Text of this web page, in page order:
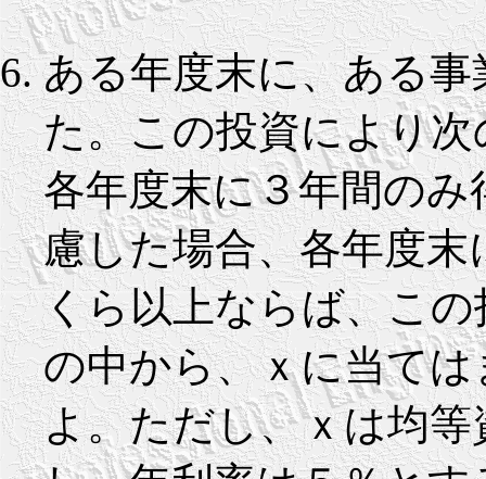
ある年度末に、ある
た。この投資により
各年度末に３年間の
慮した場合、各年度
くら以上ならば、こ
の中から、ｘに当て
よ。ただし、ｘは均